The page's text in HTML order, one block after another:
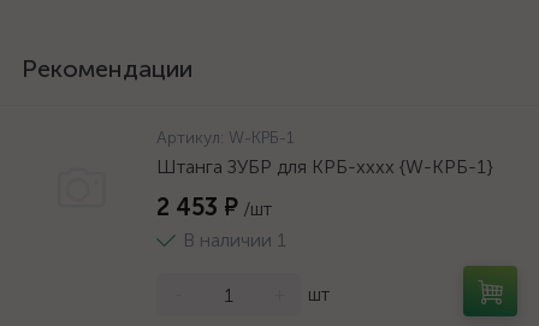
Рекомендации
Артикул: W-КРБ-1
Штанга ЗУБР для КРБ-хххх {W-КРБ-1}
2 453 ₽ /шт
В наличии 1
шт